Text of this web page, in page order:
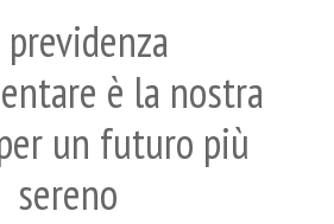
previdenza
è la nostra
un futuro più
sereno